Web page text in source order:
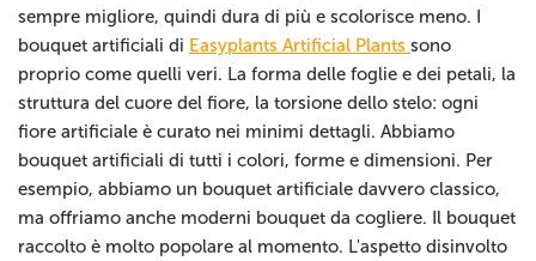
sempre migliore, quindi dura di più e scolorisce meno. I
bouquet artificiali di Easyplants Artificial Plantssono
proprio come quelli veri. La forma delle foglie e dei petali, la
struttura del cuore del fiore, la torsione dello stelo: ogni
fiore artificiale è curato nei minimi dettagli. Abbiamo
bouquet artificiali di tutti i colori, forme e dimensioni. Per
esempio, abbiamo un bouquet artificiale davvero classico,
ma offriamo anche moderni bouquet da cogliere. Il bouquet
raccolto è molto popolare al momento. L'aspetto disinvolto